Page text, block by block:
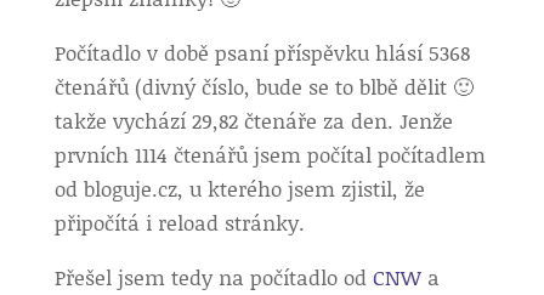
Počítadlo v době psaní příspěvku hlásí 5368
čtenářů (divný číslo, bude se to blbě dělit 🙂
takže vychází 29,82 čtenáře za den. Jenže
prvních 1114 čtenářů jsem počítal počítadlem
od bloguje.cz, u kterého jsem zjistil, že
připočítá i reload stránky.
Přešel jsem tedy na počítadlo od CNWa